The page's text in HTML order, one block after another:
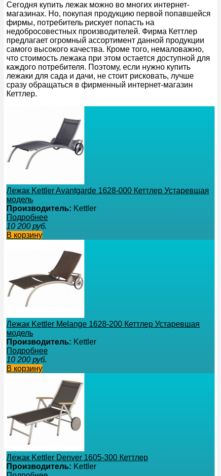
Сегодня купить лежак можно во многих интернет-
магазинах. Но, покупая продукцию первой попавшейся
фирмы, потребитель рискует попасть на
недобросовестных производителей. Фирма Кеттлер
предлагает огромный ассортимент данной продукции
самого высокого качества. Кроме того, немаловажно,
что стоимость лежака при этом остается доступной для
каждого потребителя. Поэтому, если нужно купить
лежаки для сада и дачи, не стоит рисковать, лучше
сразу обращаться в фирменный интернет-магазин
Кеттлер.
Лежак Kettler Avantgarde 1628-000 Кеттлер Устаревшая
модель
Производитель: Kettler
Подробнее
10 200 руб.
В корзину
Лежак Kettler Melange 1628-200 Кеттлер Устаревшая
модель
Производитель: Kettler
Подробнее
10 200 руб.
В корзину
Лежак Kettler Denver 1605-300 Кеттлер
Производитель: Kettler